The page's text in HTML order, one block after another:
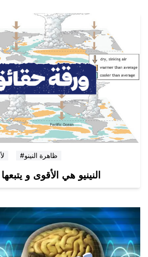
#ظاهرة النينو
النينيو هي الأقوى و